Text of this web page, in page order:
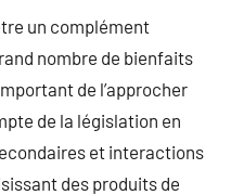
un complément
nombre de bienfaits
de l’approcher
de la législation en
et interactions
des produits de